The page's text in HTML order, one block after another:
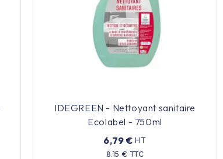
IDEGREEN - Nettoyant sanitaire
Ecolabel - 750ml
6,79 € HT
8.15 € TTC
Prix